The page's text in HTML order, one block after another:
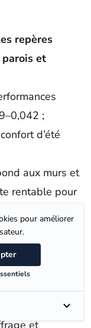
repères
et
;
d’été
aux murs et
rentable pour
laine chanvre
non
indiqués
à une pose
et
pour améliorer